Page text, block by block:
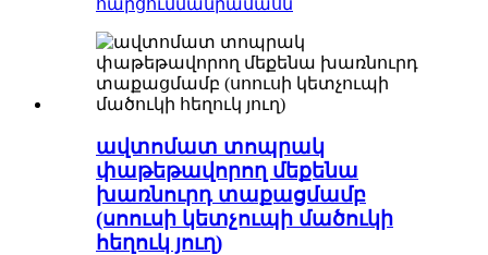
ավտոմատ տոպրակ
փաթեթավորող մեքենա
խառնուրդ տաքացմամբ
(սոուսի կետչուպի մածուկի
հեղուկ յուղ)